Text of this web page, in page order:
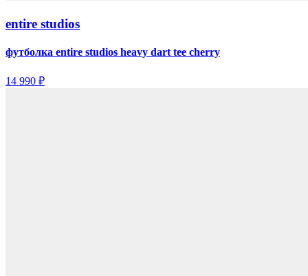
entire studios
футболка entire studios heavy dart tee cherry
14 990 ₽